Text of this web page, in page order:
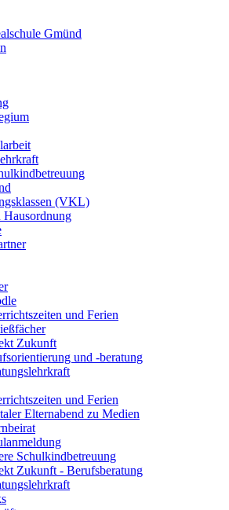
(VKL)
Hausordnung
und Ferien
Zukunft
und -beratung
und Ferien
Elternabend zu Medien
Schulkindbetreuung
Zukunft - Berufsberatung